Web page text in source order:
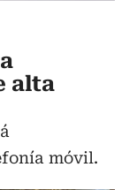
alta
móvil.